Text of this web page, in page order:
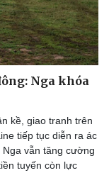
Nga khóa
kề, giao tranh trên
tiếp tục diễn ra ác
vẫn tăng cường
tuyến còn lực